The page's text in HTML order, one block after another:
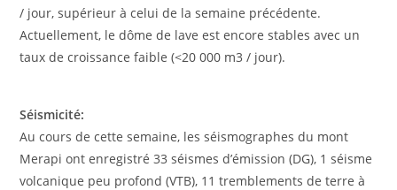
/ jour, supérieur à celui de la semaine précédente.
Actuellement, le dôme de lave est encore stables avec un
taux de croissance faible (<20 000 m3 / jour).
Séismicité:
Au cours de cette semaine, les séismographes du mont
Merapi ont enregistré 33 séismes d’émission (DG), 1 séisme
volcanique peu profond (VTB), 11 tremblements de terre à